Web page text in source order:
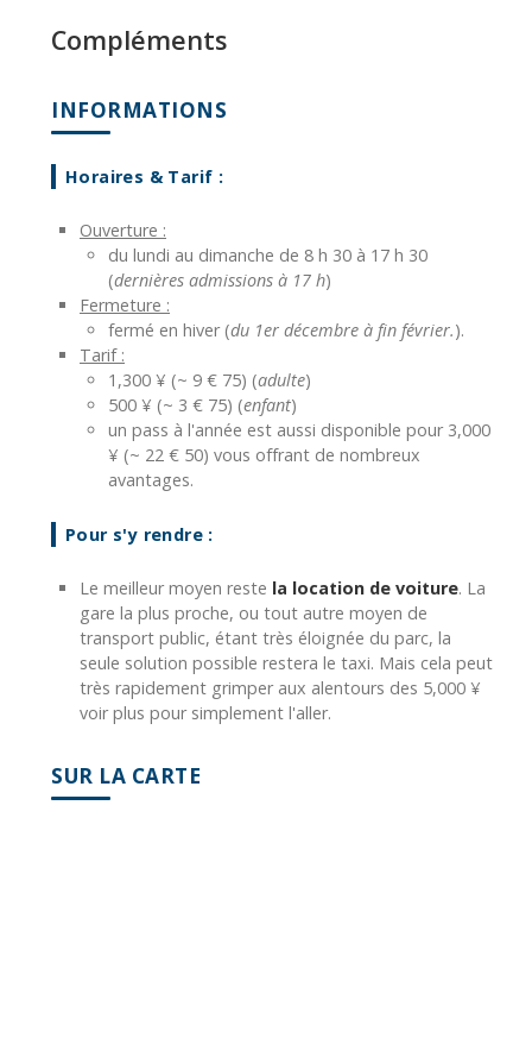
Compléments
INFORMATIONS
Horaires & Tarif :
Ouverture :
du lundi au dimanche de 8 h 30 à 17 h 30
(dernières admissions à 17 h)
Fermeture :
fermé en hiver (du 1er décembre à fin février.).
Tarif :
1,300 ¥ (~ 9 € 75) (adulte)
500 ¥ (~ 3 € 75) (enfant)
un pass à l'année est aussi disponible pour 3,000
¥ (~ 22 € 50) vous offrant de nombreux
avantages.
Pour s'y rendre :
Le meilleur moyen reste la location de voiture. La
gare la plus proche, ou tout autre moyen de
transport public, étant très éloignée du parc, la
seule solution possible restera le taxi. Mais cela peut
très rapidement grimper aux alentours des 5,000 ¥
voir plus pour simplement l'aller.
SUR LA CARTE